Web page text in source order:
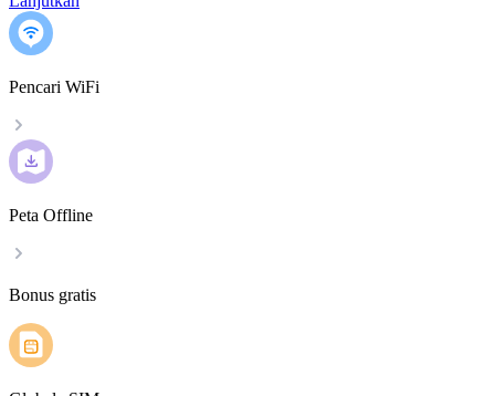
Pencari WiFi
Peta Offline
Bonus gratis